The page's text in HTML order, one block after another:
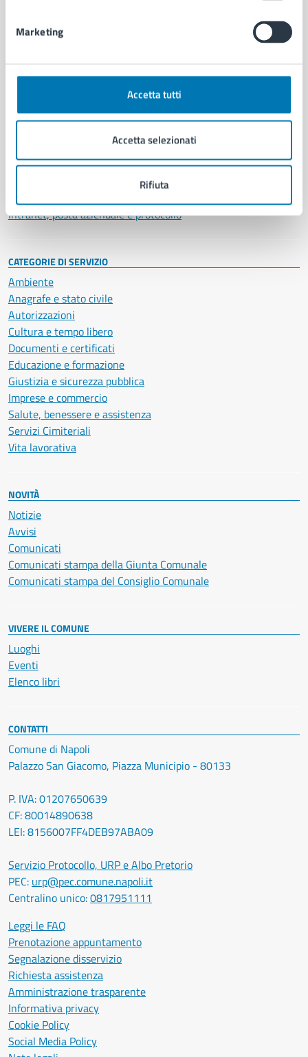
Marketing
Accetta tutti
Accetta selezionati
Rifiuta
Aree amministrative
Municipalità
Politici
Intranet, posta aziendale e protocollo
CATEGORIE DI SERVIZIO
Ambiente
Anagrafe e stato civile
Autorizzazioni
Cultura e tempo libero
Documenti e certificati
Educazione e formazione
Giustizia e sicurezza pubblica
Imprese e commercio
Salute, benessere e assistenza
Servizi Cimiteriali
Vita lavorativa
NOVITÀ
Notizie
Avvisi
Comunicati
Comunicati stampa della Giunta Comunale
Comunicati stampa del Consiglio Comunale
VIVERE IL COMUNE
Luoghi
Eventi
Elenco libri
CONTATTI
Comune di Napoli
Palazzo San Giacomo, Piazza Municipio - 80133
P. IVA: 01207650639
CF: 80014890638
LEI: 8156007FF4DEB97ABA09
Servizio Protocollo, URP e Albo Pretorio
PEC: urp@pec.comune.napoli.it
Centralino unico:0817951111
Leggi le FAQ
Prenotazione appuntamento
Segnalazione disservizio
Richiesta assistenza
Amministrazione trasparente
Informativa privacy
Cookie Policy
Social Media Policy